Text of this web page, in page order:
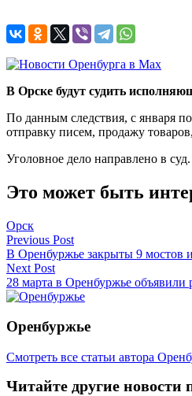
В Орске будут судить
По данным следствия, с января
отправку писем, продажу
Уголовное дело направлено в суд.
Это может быть
Орск
Навигация
по
записям
Previous Post
В Оренбуржье закрыты 9 мостов
Next Post
28 марта в Оренбуржье объявили
Оренбуржье
Смотреть все статьи автора
Читайте другие новости